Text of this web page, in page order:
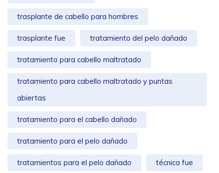
trasplante de cabello para hombres
trasplante fue tratamiento del pelo dañado
tratamiento para cabello maltratado
tratamiento para cabello maltratado y puntas
abiertas
tratamiento para el cabello dañado
tratamiento para el pelo dañado
tratamientos para el pelo dañado técnica fue